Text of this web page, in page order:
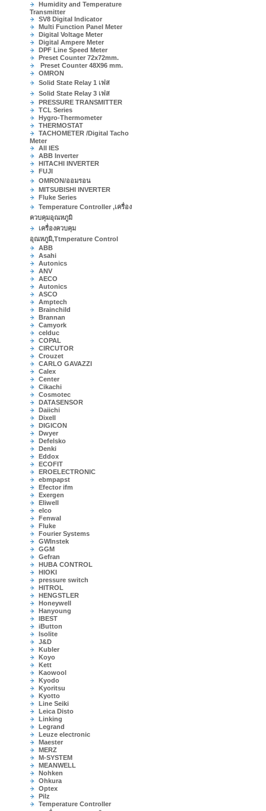
Humidity and Temperature
Transmitter
SV8 Digital Indicator
Multi Function Panel Meter
Digital Voltage Meter
Digital Ampere Meter
DPF Line Speed Meter
Preset Counter 72x72mm.
Preset Counter 48X96 mm.
OMRON
Solid State Relay 1 เฟส
Solid State Relay 3 เฟส
PRESSURE TRANSMITTER
TCL Series
Hygro-Thermometer
THERMOSTAT
TACHOMETER /Digital Tacho
Meter
All IES
ABB Inverter
HITACHI INVERTER
FUJI
OMRON/ออมรอน
MITSUBISHI INVERTER
Fluke Series
Temperature Controller ,เครื่อง
ควบคุมอุณหภูมิ
เครื่องควบคุม
อุณหภูมิ,Ttmperature Control
ABB
Asahi
Autonics
ANV
AECO
Autonics
ASCO
Amptech
Brainchild
Brannan
Camyork
celduc
COPAL
CIRCUTOR
Crouzet
CARLO GAVAZZI
Calex
Center
Cikachi
Cosmotec
DATASENSOR
Daiichi
Dixell
DIGICON
Dwyer
Defelsko
Denki
Eddox
ECOFIT
EROELECTRONIC
ebmpapst
Efector ifm
Exergen
Eliwell
elco
Fenwal
Fluke
Fourier Systems
GWInstek
GGM
Gefran
HUBA CONTROL
HIOKI
pressure switch
HITROL
HENGSTLER
Honeywell
Hanyoung
IBEST
iButton
Isolite
J&D
Kubler
Koyo
Kett
Kaowool
Kyodo
Kyoritsu
Kyotto
Line Seiki
Leica Disto
Linking
Legrand
Leuze electronic
Maester
MERZ
M-SYSTEM
MEANWELL
Nohken
Ohkura
Optex
Pilz
Temperature Controller